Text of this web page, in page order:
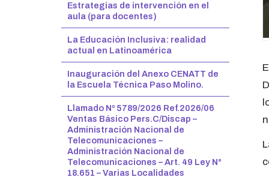
Estrategias de intervención en el
aula (para docentes)
La Educación Inclusiva: realidad
actual en Latinoamérica
Inauguración del Anexo CENATT de
la Escuela Técnica Paso Molino.
Llamado Nº 5789/2026 Ref.2026/06
Ventas Básico Pers.C/Discap –
Administración Nacional de
Telecomunicaciones –
Administración Nacional de
Telecomunicaciones – Art. 49 Ley N°
18.651 – Varias Localidades